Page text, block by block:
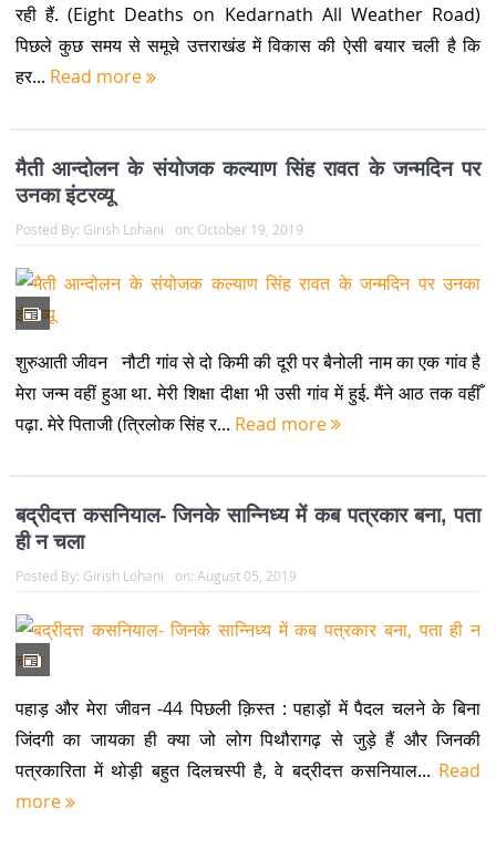
रही हैं. (Eight Deaths on Kedarnath All Weather Road)
पिछले कुछ समय से समूचे उत्तराखंड में विकास की ऐसी बयार चली है कि
हर... Read more
मैती आन्दोलन के संयोजक कल्याण सिंह रावत के जन्मदिन पर
उनका इंटरव्यू
Posted By: Girish Lohani on: October 19, 2019
शुरुआती जीवन नौटी गांव से दो किमी की दूरी पर बैनोली नाम का एक गांव है
मेरा जन्म वहीं हुआ था. मेरी शिक्षा दीक्षा भी उसी गांव में हुई. मैंने आठ तक वहीँ
पढ़ा. मेरे पिताजी (त्रिलोक सिंह र... Read more
बद्रीदत्त कसनियाल- जिनके सान्निध्य में कब पत्रकार बना, पता
ही न चला
Posted By: Girish Lohani on: August 05, 2019
पहाड़ और मेरा जीवन -44 पिछली क़िस्त : पहाड़ों में पैदल चलने के बिना
जिंदगी का जायका ही क्या जो लोग पिथौरागढ़ से जुड़े हैं और जिनकी
पत्रकारिता में थोड़ी बहुत दिलचस्पी है, वे बद्रीदत्त कसनियाल... Read
more